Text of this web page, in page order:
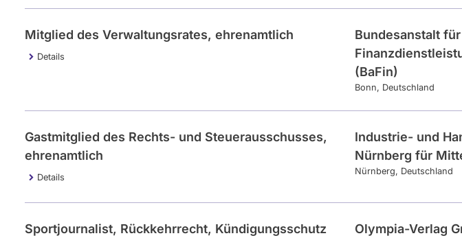
Mitglied des Verwaltungsrates, ehrenamtlich
Details
Bundesanstalt für
(BaFin)
Bonn Deutschland
Gastmitglied des Rechts- und Steuerausschusses,
ehrenamtlich
Details
Industrie- und
Nürnberg für
Nürnberg Deutschland
Sportjournalist, Rückkehrrecht, Kündigungsschutz
Olympia-Verlag